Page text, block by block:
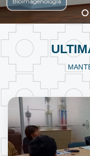
Bioimagenología
Fisioterapia y Kinesiología
Laboratorio Clínico